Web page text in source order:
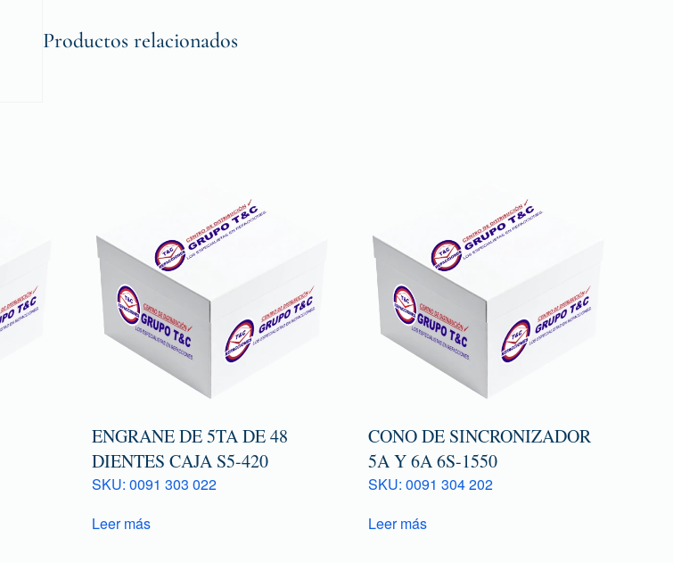
Productos relacionados
ENGRANE DE 5TA DE 48
DIENTES CAJA S5-420
SKU: 0091 303 022
Leer más
CONO DE SINCRONIZADOR
5A Y 6A 6S-1550
SKU: 0091 304 202
Leer más